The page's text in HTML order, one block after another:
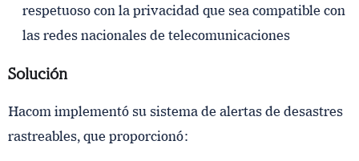
respetuoso con la privacidad que sea compatible con
las redes nacionales de telecomunicaciones
Solución
Hacom implementó su sistema de alertas de desastres
rastreables, que proporcionó: